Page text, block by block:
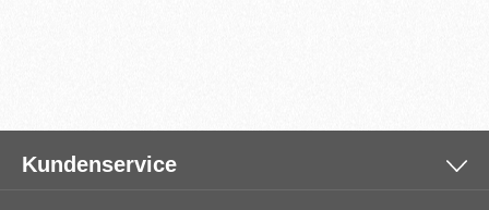
Kundenservice